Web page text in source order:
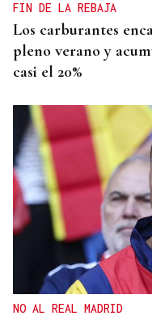
FIN DE LA REBAJA
Los carburantes
pleno verano y
casi el 20%
NO AL REAL MADRID